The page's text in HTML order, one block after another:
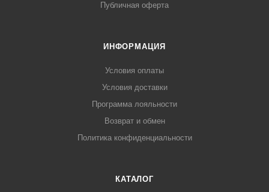
Публичная оферта
ИНФОРМАЦИЯ
Условия оплаты
Условия доставки
Программа лояльности
Возврат и обмен
Политика конфиденциальности
КАТАЛОГ